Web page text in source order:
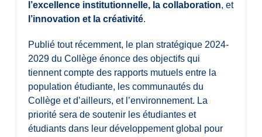
l’excellence institutionnelle, la collaboration, et
l’innovation et la créativité.
Publié tout récemment, le plan stratégique 2024-
2029 du Collège énonce des objectifs qui
tiennent compte des rapports mutuels entre la
population étudiante, les communautés du
Collège et d’ailleurs, et l’environnement. La
priorité sera de soutenir les étudiantes et
étudiants dans leur développement global pour